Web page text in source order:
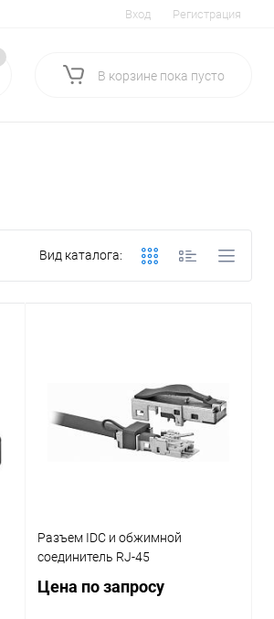
Вход Регистрация
В корзине пока пусто
Вид каталога:
Разъем IDC и обжимной
соединитель RJ-45
Цена по запросу